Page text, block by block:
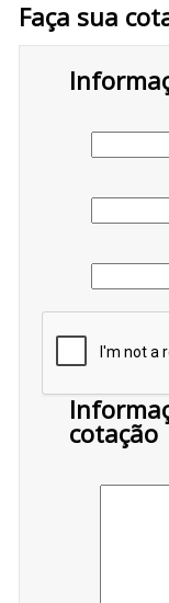
Faça sua
cotação